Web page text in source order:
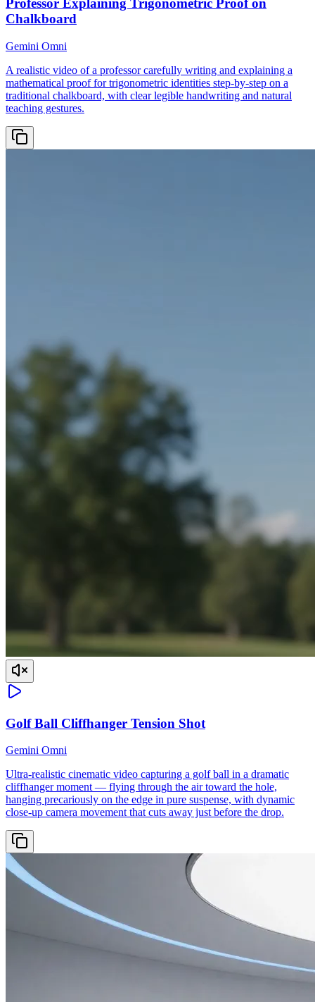
Professor Explaining Trigonometric Proof on
Chalkboard
Gemini Omni
A realistic video of a professor carefully writing and explaining a
mathematical proof for trigonometric identities step-by-step on a
traditional chalkboard, with clear legible handwriting and natural
teaching gestures.
Golf Ball Cliffhanger Tension Shot
Gemini Omni
Ultra-realistic cinematic video capturing a golf ball in a dramatic
cliffhanger moment — flying through the air toward the hole,
hanging precariously on the edge in pure suspense, with dynamic
close-up camera movement that cuts away just before the drop.